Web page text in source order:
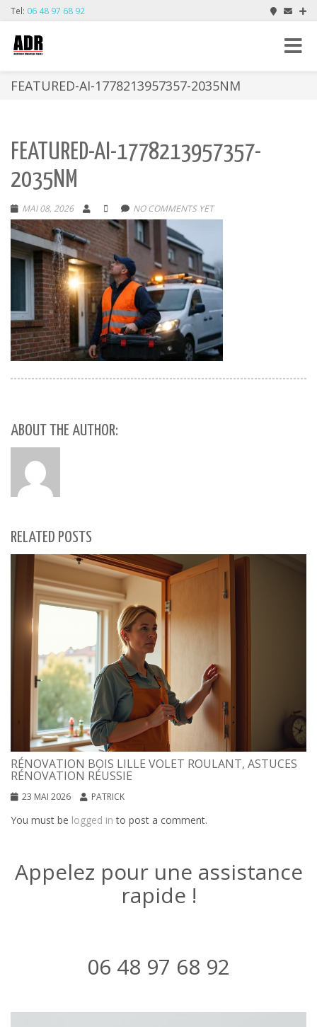
Tel: 06 48 97 68 92
Toggle
FEATURED-AI-1778213957357-2035NM
FEATURED-AI-1778213957357-
2035NM
MAI 08, 2026 NO COMMENTS YET
ABOUT THE AUTHOR:
RELATED POSTS
RÉNOVATION BOIS LILLE VOLET ROULANT, ASTUCES
RÉNOVATION RÉUSSIE
23 MAI 2026 PATRICK
You must be logged in to post a comment.
Appelez pour une assistance
rapide !
06 48 97 68 92